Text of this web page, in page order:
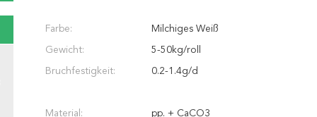
Farbe: Milchiges Weiß
Gewicht: 5-50kg/roll
Bruchfestigkeit: 0.2-1.4g/d
Material: pp. + CaCO3